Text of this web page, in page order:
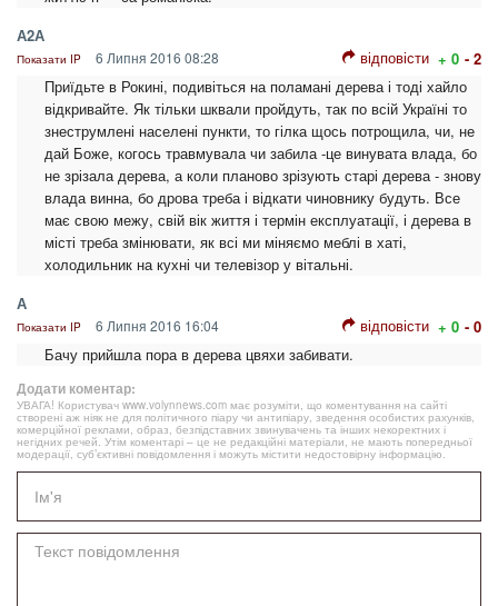
А2А
Показати IP 6 Липня 2016 08:28 відповісти + 0 - 2
Приїдьте в Рокині, подивіться на поламані дерева і тоді хайло
відкривайте. Як тільки шквали пройдуть, так по всій Україні то
знеструмлені населені пункти, то гілка щось потрощила, чи, не
дай Боже, когось травмувала чи забила -це винувата влада, бо
не зрізала дерева, а коли планово зрізують старі дерева - знову
влада винна, бо дрова треба і відкати чиновнику будуть. Все
має свою межу, свій вік життя і термін експлуатації, і дерева в
місті треба змінювати, як всі ми міняємо меблі в хаті,
холодильник на кухні чи телевізор у вітальні.
А
Показати IP 6 Липня 2016 16:04 відповісти + 0 - 0
Бачу прийшла пора в дерева цвяхи забивати.
Додати коментар:
УВАГА! Користувач www.volynnews.com має розуміти, що коментування на сайті
створені аж ніяк не для політичного піару чи антипіару, зведення особистих рахунків,
комерційної реклами, образ, безпідставних звинувачень та інших некоректних і
негідних речей. Утім коментарі – це не редакційні матеріали, не мають попередньої
модерації, суб’єктивні повідомлення і можуть містити недостовірну інформацію.